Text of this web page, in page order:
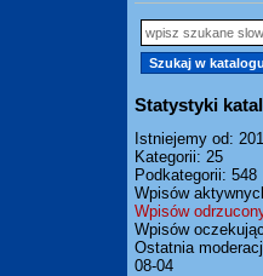
Statystyki
Istniejemy od:
Kategorii: 25
Podkategorii: 548
Wpisów
Wpisów
Wpisów
Ostatnia
08-04